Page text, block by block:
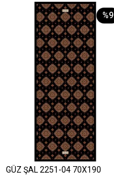
%9
GÜZ ŞAL 2251-04 70X190